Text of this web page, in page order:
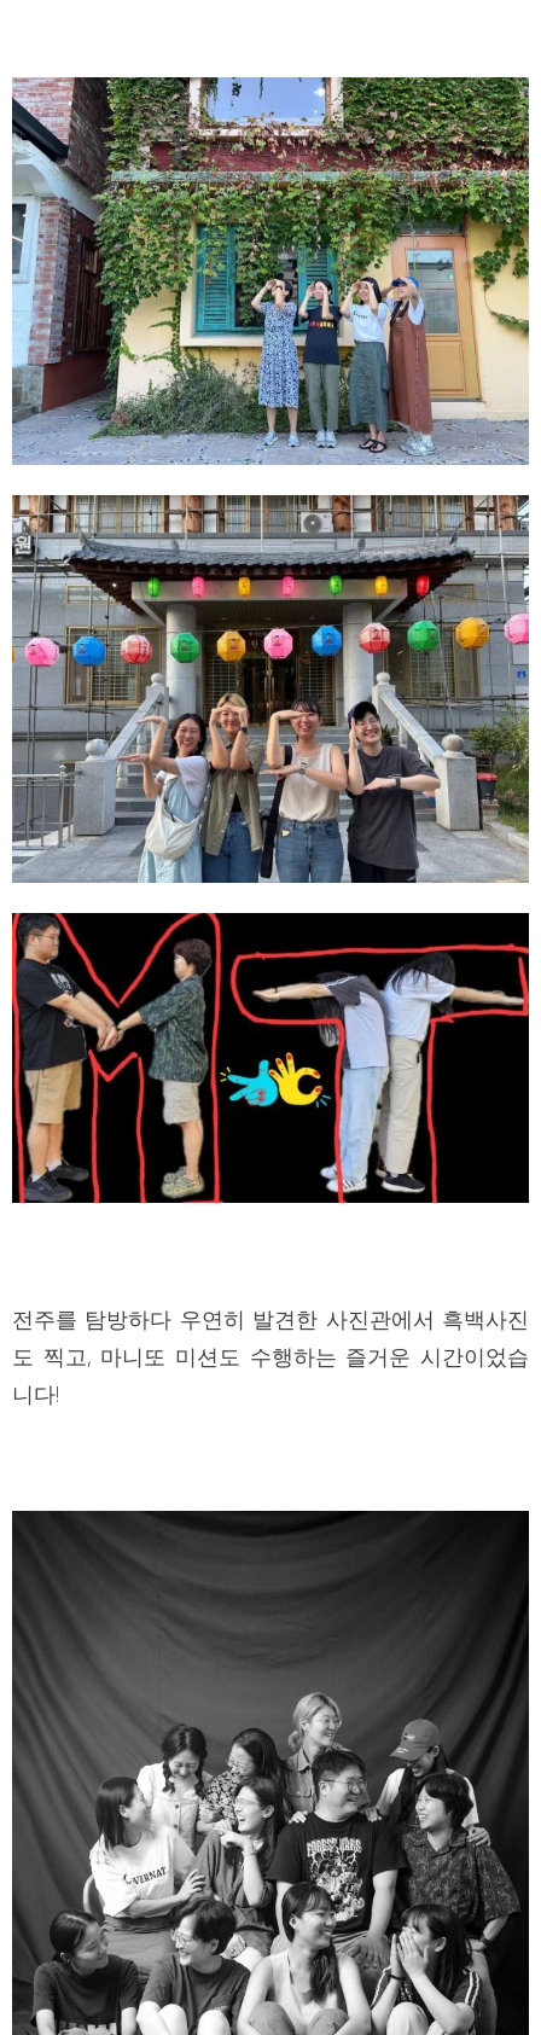
전주를 탐방하다 우연히 발견한 사진관에서 흑백사진
도 찍고, 마니또 미션도 수행하는 즐거운 시간이었습
니다!